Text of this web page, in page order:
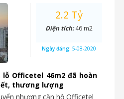
lỗ Officetel 46m2 đã hoàn
thương lượng
nhượng căn hộ Officetel
2.2 Tỷ
Diện tích:46 m2
Ngày đăng: 5-08-2020